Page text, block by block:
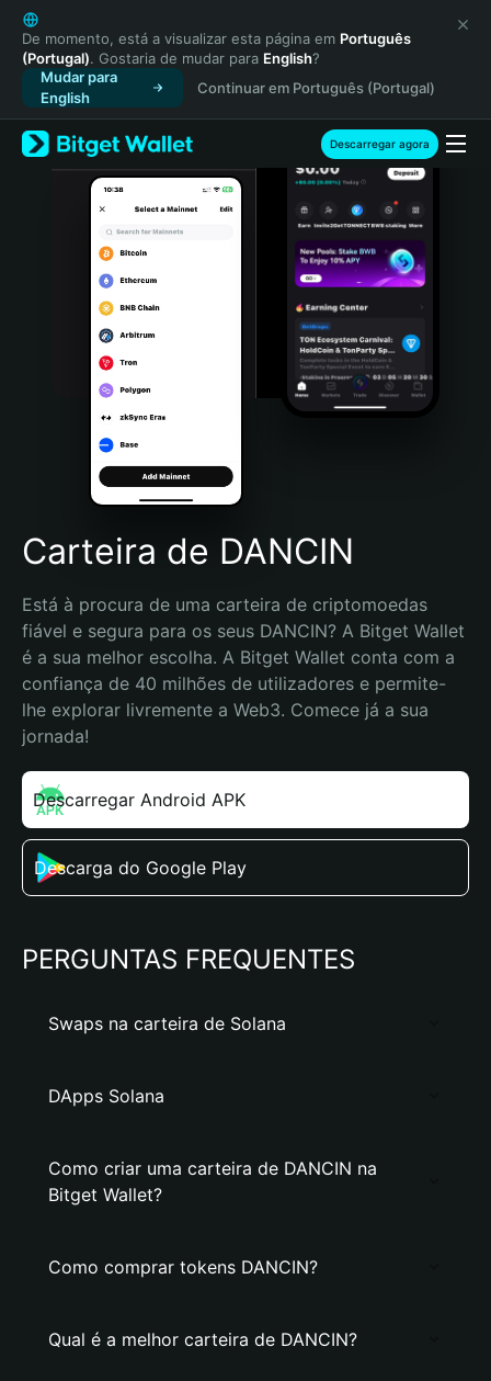
English
日本語
Tiếng Việt
Русский
Español (Latinoamérica)
Türkçe
Italiano
Português (Portugal)
Bahasa Indonesia
Português (Brasil)
Español (Argentina)
De momento, está a visualizar esta página em Português
(Portugal). Gostaria de mudar para English?
Mudar para
English
Continuar em Português (Portugal)
Descarregar agora
Carteira de DANCIN
Está à procura de uma carteira de criptomoedas
fiável e segura para os seus DANCIN? A Bitget Wallet
é a sua melhor escolha. A Bitget Wallet conta com a
confiança de 40 milhões de utilizadores e permite-
lhe explorar livremente a Web3. Comece já a sua
jornada!
Descarregar Android APK
Descarga do Google Play
PERGUNTAS FREQUENTES
Swaps na carteira de Solana
DApps Solana
Como criar uma carteira de DANCIN na
Bitget Wallet?
Como comprar tokens DANCIN?
Qual é a melhor carteira de DANCIN?